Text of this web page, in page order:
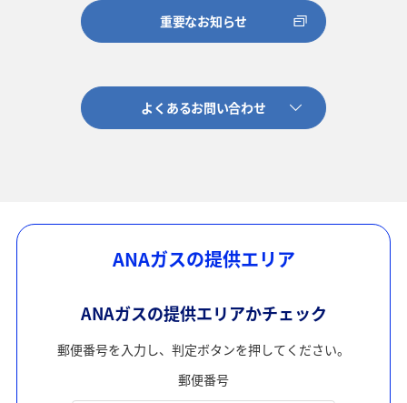
重要なお知らせ
よくあるお問い合わせ
ANAガスの提供エリア
ANAガスの提供エリアかチェック
郵便番号を入力し、判定ボタンを押してください。
郵便番号